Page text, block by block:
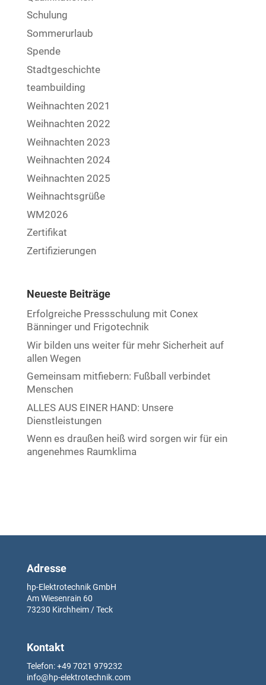
Schulung
Sommerurlaub
Spende
Stadtgeschichte
teambuilding
Weihnachten 2021
Weihnachten 2022
Weihnachten 2023
Weihnachten 2024
Weihnachten 2025
Weihnachtsgrüße
WM2026
Zertifikat
Zertifizierungen
Neueste Beiträge
Erfolgreiche Pressschulung mit Conex
Bänninger und Frigotechnik
Wir bilden uns weiter für mehr Sicherheit auf
allen Wegen
Gemeinsam mitfiebern: Fußball verbindet
Menschen
ALLES AUS EINER HAND: Unsere
Dienstleistungen
Wenn es draußen heiß wird sorgen wir für ein
angenehmes Raumklima
Adresse
hp-Elektrotechnik GmbH
Am Wiesenrain 60
73230 Kirchheim / Teck
Kontakt
Telefon: +49 7021 979232
info@hp-elektrotechnik.com